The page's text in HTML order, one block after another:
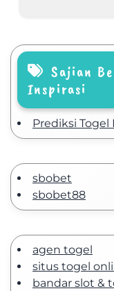
Sajian
Inspirasi
Prediksi Togel
sbobet
sbobet88
agen togel
situs togel
bandar slot &